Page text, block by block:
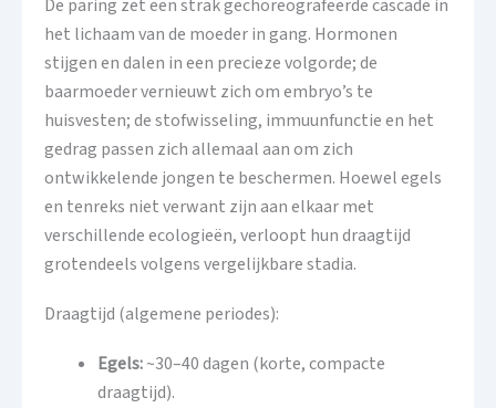
De paring zet een strak gechoreografeerde cascade in
het lichaam van de moeder in gang. Hormonen
stijgen en dalen in een precieze volgorde; de ​​
baarmoeder vernieuwt zich om embryo’s te
huisvesten; de stofwisseling, immuunfunctie en het
gedrag passen zich allemaal aan om zich
ontwikkelende jongen te beschermen. Hoewel egels
en tenreks niet verwant zijn aan elkaar met
verschillende ecologieën, verloopt hun draagtijd
grotendeels volgens vergelijkbare stadia.
Draagtijd (algemene periodes):
Egels:~30–40 dagen (korte, compacte
draagtijd).